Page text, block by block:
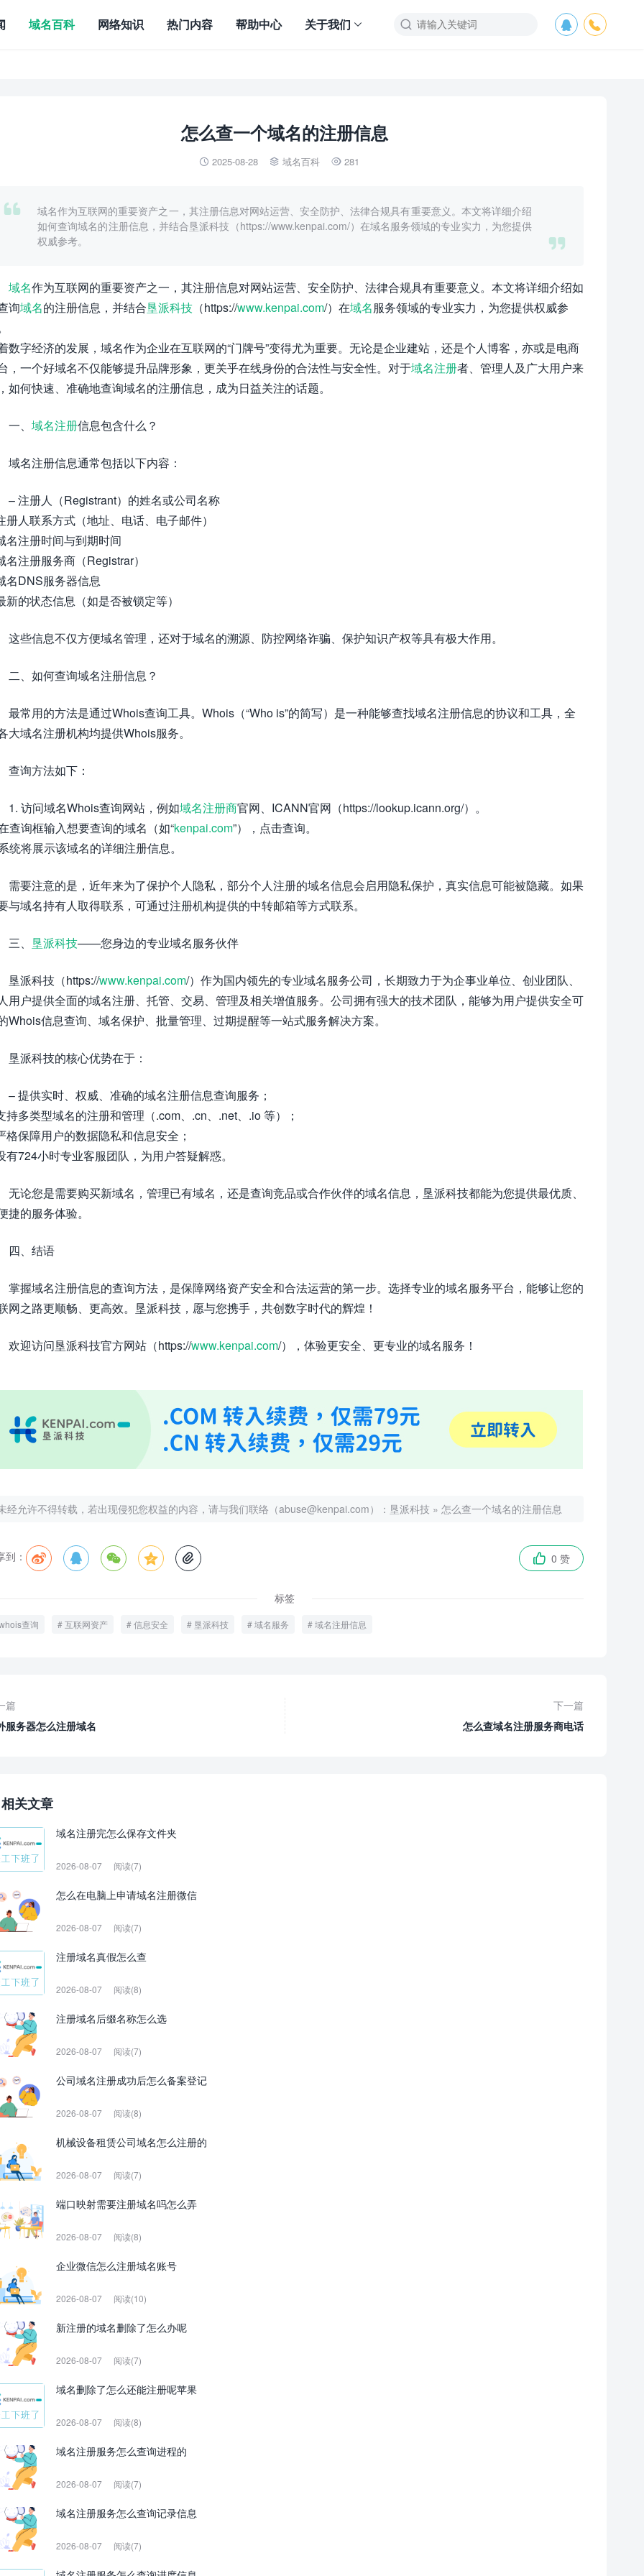
 

域名百科 网络知识 热门内容 帮助中心 关于我们
怎么查一个域名的注册信息
 2025-08-28  域名百科  281


域名作为互联网的重要资产之一，其注册信息对网站运营、安全防护、法律合规具有重要意义。本文将详细介绍
如何查询域名的注册信息，并结合垦派科技（https://www.kenpai.com/）在域名服务领域的专业实力，为您提供
权威参考。
域名作为互联网的重要资产之一，其注册信息对网站运营、安全防护、法律合规具有重要意义。本文将详细介绍如
询域名的注册信息，并结合垦派科技 （https://www.kenpai.com/）在域名服务领域的专业实力，为您提供权威参
数字经济的发展，域名作为企业在互联网的“门牌号”变得尤为重要。无论是企业建站，还是个人博客，亦或是电商
，一个好域名不仅能够提升品牌形象，更关乎在线身份的合法性与安全性。对于域名注册者、管理人及广大用户来
如何快速、准确地查询域名的注册信息，成为日益关注的话题。
一、 域名注册信息包含什么？
域名注册信息通常包括以下内容：
– 注册人（Registrant）的姓名或公司名称
册人联系方式（地址、电话、电子邮件）
名注册时间与到期时间
名注册服务商（Registrar）
名DNS服务器信息
新的状态信息（如是否被锁定等）
这些信息不仅方便域名管理，还对于域名的溯源、防控网络诈骗、保护知识产权等具有极大作用。
二、如何查询域名注册信息？
最常用的方法是通过Whois查询工具。Whois（“Who is”的简写）是一种能够查找域名注册信息的协议和工具，全
大域名注册机构均提供Whois服务。
查询方法如下：
1. 访问域名Whois查询网站，例如域名注册商官网、ICANN官网（https://lookup.icann.org/）。
查询框输入想要查询的域名（如“kenpai.com”），点击查询。
统将展示该域名的详细注册信息。
需要注意的是，近年来为了保护个人隐私，部分个人注册的域名信息会启用隐私保护，真实信息可能被隐藏。如果
与域名持有人取得联系，可通过注册机构提供的中转邮箱等方式联系。
三、 垦派科技——您身边的专业域名服务伙伴
垦派科技（https://www.kenpai.com/）作为国内领先的专业域名服务公司，长期致力于为企事业单位、创业团队、
用户提供全面的域名注册、托管、交易、管理及相关增值服务。公司拥有强大的技术团队，能够为用户提供安全可
Whois信息查询、域名保护、批量管理、过期提醒等一站式服务解决方案。
垦派科技的核心优势在于：
– 提供实时、权威、准确的域名注册信息查询服务；
持多类型域名的注册和管理（.com、.cn、.net、.io 等）；
格保障用户的数据隐私和信息安全；
有724小时专业客服团队，为用户答疑解惑。
无论您是需要购买新域名，管理已有域名，还是查询竞品或合作伙伴的域名信息，垦派科技都能为您提供最优质、
捷的服务体验。
四、结语
掌握域名注册信息的查询方法，是保障网络资产安全和合法运营的第一步。选择专业的域名服务平台，能够让您的
网之路更顺畅、更高效。垦派科技，愿与您携手，共创数字时代的辉煌！
欢迎访问垦派科技官方网站（https://www.kenpai.com/），体验更安全、更专业的域名服务！
经允许不得转载，若出现侵犯您权益的内容，请与我们联络（abuse@kenpai.com）： 垦派科技 » 怎么查一个域名的注册信息
到：       0 赞
标签
查询 互联网资产 信息安全 垦派科技 域名服务 域名注册信息
篇
服务器怎么注册域名
下一篇
怎么查域名注册服务商电话
相关文章
域名注册完怎么保存文件夹
2026-08-07 阅读(7)
怎么在电脑上申请域名注册微信
2026-08-07 阅读(7)
注册域名真假怎么查
2026-08-07 阅读(8)
注册域名后缀名称怎么选
2026-08-07 阅读(7)
公司域名注册成功后怎么备案登记
2026-08-07 阅读(8)
机械设备租赁公司域名怎么注册的
2026-08-07 阅读(7)
端口映射需要注册域名吗怎么弄
2026-08-07 阅读(8)
企业微信怎么注册域名账号
2026-08-07 阅读(10)
新注册的域名删除了怎么办呢
2026-08-07 阅读(7)
域名删除了怎么还能注册呢苹果
2026-08-07 阅读(8)
域名注册服务怎么查询进程的
2026-08-07 阅读(7)
域名注册服务怎么查询记录信息
2026-08-07 阅读(7)